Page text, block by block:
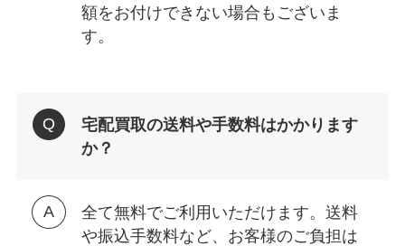
額をお付けできない場合もございま
す。
宅配買取の送料や手数料はかかります
か？
全て無料でご利用いただけます。送料
や振込手数料など、お客様のご負担は